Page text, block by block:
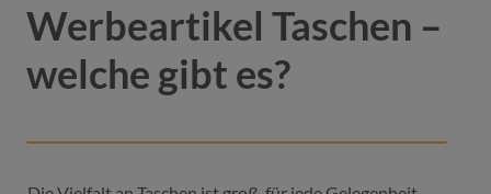
Werbeartikel Taschen –
welche gibt es?